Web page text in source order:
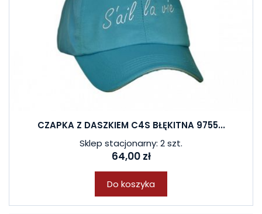
CZAPKA Z DASZKIEM C4S BŁĘKITNA 9755...
Sklep stacjonarny: 2 szt.
64,00 zł
Do koszyka